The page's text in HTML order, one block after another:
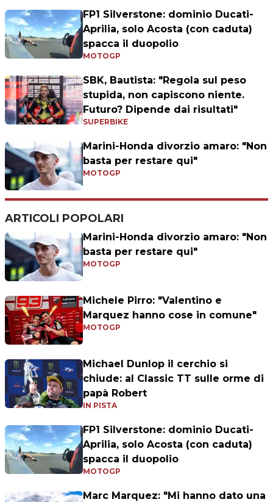
FP1 Silverstone: dominio Ducati-
Aprilia, solo Acosta (con caduta)
spacca il duopolio
MOTOGP
SBK, Bautista: "Regola sul peso
stupida, non capiscono niente.
Futuro? Dipende dai risultati"
SUPERBIKE
Marini-Honda divorzio amaro: "Non
basta per restare qui"
MOTOGP
ARTICOLI POPOLARI
Marini-Honda divorzio amaro: "Non
basta per restare qui"
MOTOGP
Michele Pirro: "Valentino e
Marquez hanno cose in comune"
MOTOGP
Michael Dunlop il cerchio si
chiude: al Classic TT sulle orme di
papà Robert
IN PISTA
FP1 Silverstone: dominio Ducati-
Aprilia, solo Acosta (con caduta)
spacca il duopolio
MOTOGP
Marc Marquez: "Mi hanno dato una